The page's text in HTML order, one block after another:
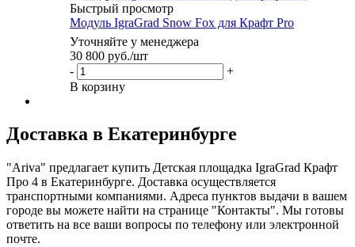
Быстрый просмотр
Модуль IgraGrad Snow Fox для Крафт Pro
Уточняйте у менеджера
30 800 руб./шт
-
+
В корзину
Доставка в Екатеринбурге
"Ariva" предлагает купить Детская площадка IgraGrad Крафт
Про 4 в Екатеринбурге. Доставка осуществляется
транспортными компаниями. Адреса пунктов выдачи в вашем
городе вы можете найти на странице "Контакты". Мы готовы
ответить на все ваши вопросы по телефону или электронной
почте.